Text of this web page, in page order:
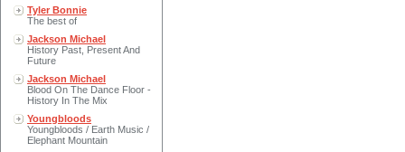
Tyler Bonnie
The best of
Jackson Michael
History Past, Present And
Future
Jackson Michael
Blood On The Dance Floor -
History In The Mix
Youngbloods
Youngbloods / Earth Music /
Elephant Mountain